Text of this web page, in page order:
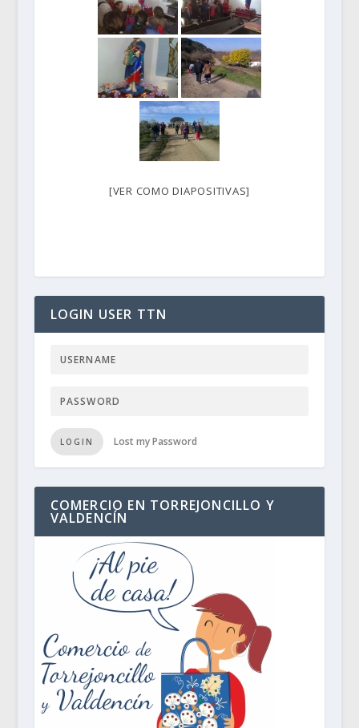
[VER COMO DIAPOSITIVAS]
LOGIN USER TTN
LOGIN Lost my Password
COMERCIO EN TORREJONCILLO Y
VALDENCÍN